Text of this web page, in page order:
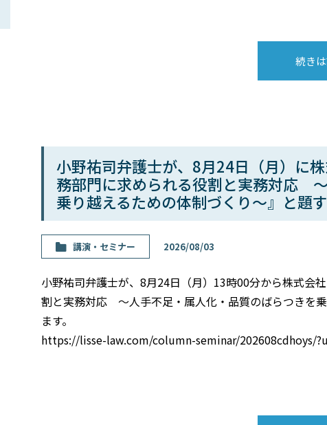
続き
小野祐司弁護士が、8月24日（月）に
務部門に求められる役割と実務対応
乗り越えるための体制づくり～』と題
講演・セミナー 2026/08/03
小野祐司弁護士が、8月24日（月）13時00分から株式会
割と実務対応 ～人手不足・属人化・品質のばらつきを
ます。
https://lisse-law.com/column-seminar/